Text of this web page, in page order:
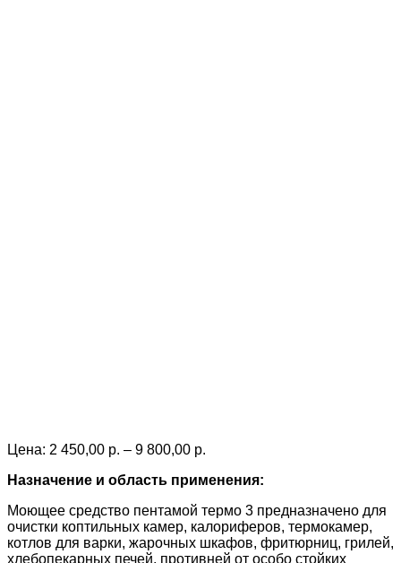
Цена: 2 450,00 р. – 9 800,00 р.
2
through
9
800,00 р.
Назначение и область применения:
Моющее средство пентамой термо 3 предназначено для
очистки коптильных камер, калориферов, термокамер,
котлов для варки, жарочных шкафов, фритюрниц, грилей,
хлебопекарных печей, противней от особо стойких